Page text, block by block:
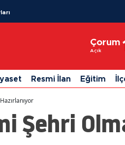
Çorum
Açık
Ağrı
Ankara
Resmi İlan Eğitim
Şehri